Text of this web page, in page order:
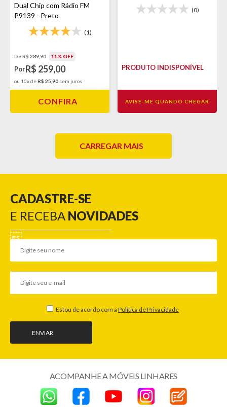
Dual Chip com Rádio FM
P9139 - Preto
(1)
De R$ 289,90 11% OFF
PorR$ 259,00
ou 10x deR$ 25,90 sem juros
CONFIRA
(0)
PRODUTO INDISPONÍVEL
AVISE-ME QUANDO CHEGAR
CARREGAR MAIS
CADASTRE-SE
E RECEBA NOVIDADES
ENVIAR
Estou de acordo com a Política de Privacidade
ACOMPANHE A MÓVEIS LINHARES